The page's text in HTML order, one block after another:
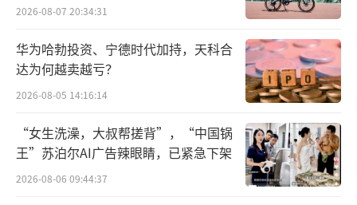
2026-08-07 20:34:31
华为哈勃投资、宁德时代加持，天科合
达为何越卖越亏？
2026-08-05 14:16:14
“女生洗澡，大叔帮搓背”，“中国锅
王”苏泊尔AI广告辣眼睛，已紧急下架
2026-08-06 09:44:37